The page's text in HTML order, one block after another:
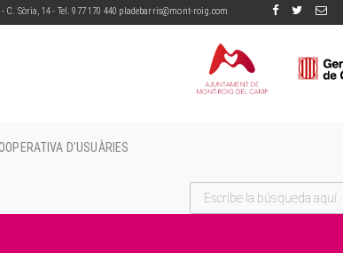
C. Sòria, 14 - Tel. 977 170 440 pladebarris@mont-roig.com
D’USUÀRIES